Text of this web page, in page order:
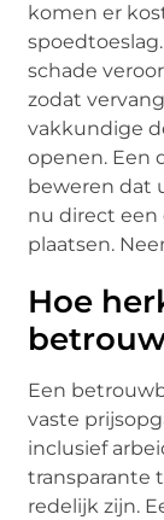
komen er
schade
zodat
vakkundige
openen. Een
beweren dat
nu direct
plaatsen.
Hoe
Een
vaste
inclusief
transparante
redelijk zijn.